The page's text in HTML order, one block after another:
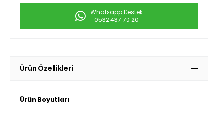
Whatsapp Destek
0532 437 70 20
Ürün Özellikleri
Ürün Boyutları